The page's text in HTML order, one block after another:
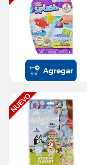
Agregar
NUEVO